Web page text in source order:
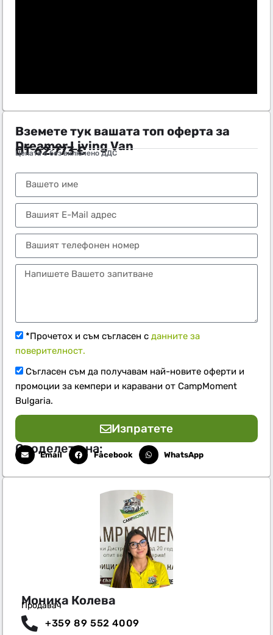
Вземете тук вашата топ оферта за
Dreamer Living Van
ОТ62.773€
Цената е без включено ДДС
Тел.:+359 89 552 4009
*Прочетох и съм съгласен сданните за
поверителност.
Съгласен съм да получавам най-новите оферти и
промоции за кемпери и каравани от CampMoment
Bulgaria.
Изпратете
Споделете на:
Email Facebook WhatsApp
Моника Колева
Продавач
+359 89 552 4009